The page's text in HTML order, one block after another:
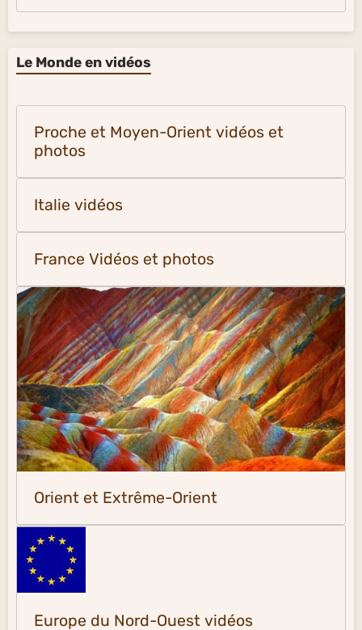
Le Monde en vidéos
Proche et Moyen-Orient vidéos et
photos
Italie vidéos
France Vidéos et photos
Orient et Extrême-Orient
Europe du Nord-Ouest vidéos